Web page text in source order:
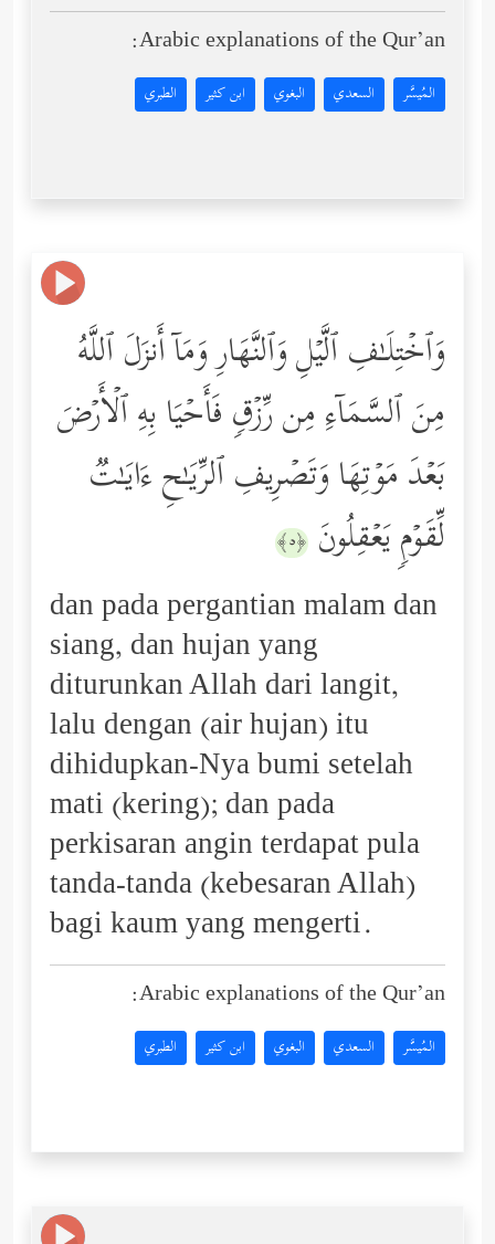
Arabic explanations of the Qur’an:
المُيسَّر السعدي البغوي ابن كثير الطبري
وَٱخۡتِلَـٰفِ ٱلَّیۡلِ وَٱلنَّهَارِ وَمَاۤ أَنزَلَ ٱللَّهُ
مِنَ ٱلسَّمَاۤءِ مِن رِّزۡقࣲ فَأَحۡیَا بِهِ ٱلۡأَرۡضَ
بَعۡدَ مَوۡتِهَا وَتَصۡرِیفِ ٱلرِّیَـٰحِ ءَایَـٰتࣱ
لِّقَوۡمࣲ یَعۡقِلُونَ ﴿٥﴾
dan pada pergantian malam dan
siang, dan hujan yang
diturunkan Allah dari langit,
lalu dengan (air hujan) itu
dihidupkan-Nya bumi setelah
mati (kering); dan pada
perkisaran angin terdapat pula
tanda-tanda (kebesaran Allah)
bagi kaum yang mengerti.
Arabic explanations of the Qur’an:
المُيسَّر السعدي البغوي ابن كثير الطبري